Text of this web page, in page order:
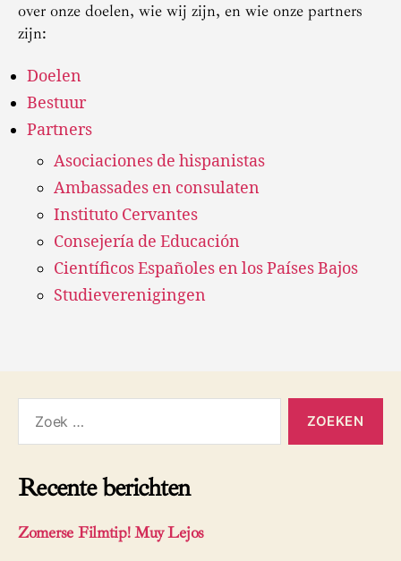
over onze doelen, wie wij zijn, en wie onze partners
zijn:
Doelen
Bestuur
Partners
Asociaciones de hispanistas
Ambassades en consulaten
Instituto Cervantes
Consejería de Educación
Científicos Españoles en los Países Bajos
Studieverenigingen
naar:
Recente berichten
Zomerse Filmtip! Muy Lejos